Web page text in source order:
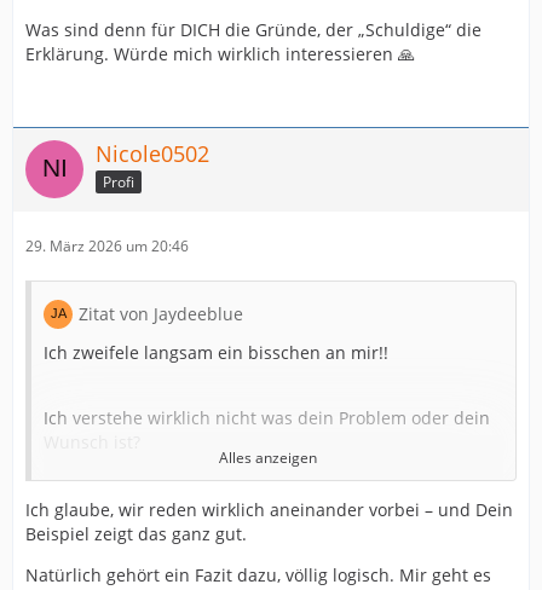
Was sind denn für DICH die Gründe, der „Schuldige“ die
Erklärung. Würde mich wirklich interessieren 🙏
Nicole0502
Profi
29. März 2026 um 20:46
Zitat von Jaydeeblue
Ich zweifele langsam ein bisschen an mir!!
Ich verstehe wirklich nicht was dein Problem oder dein
folgendes:
Alles anzeigen
Ich glaube, wir reden wirklich aneinander vorbei – und Dein
Beispiel zeigt das ganz gut.
Natürlich gehört ein Fazit dazu, völlig logisch. Mir geht es